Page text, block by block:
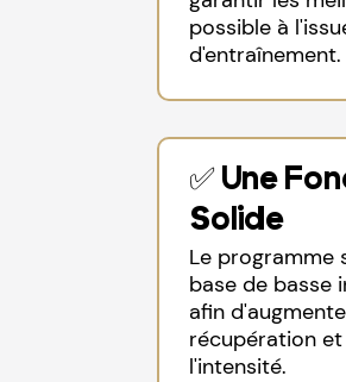
possible à
d'entraînement.
✅ Une
Solide
Le programme
base de basse
afin
récupération
l'intensité.